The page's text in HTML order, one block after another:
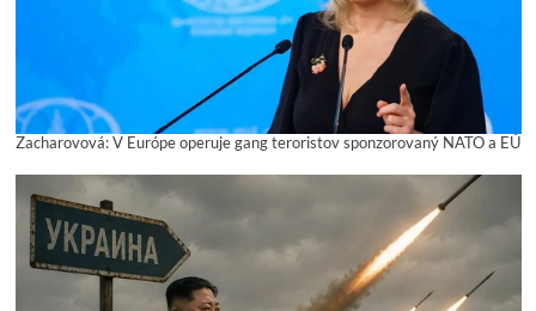
Zacharovová: V Európe operuje gang teroristov sponzorovaný NATO a EÚ